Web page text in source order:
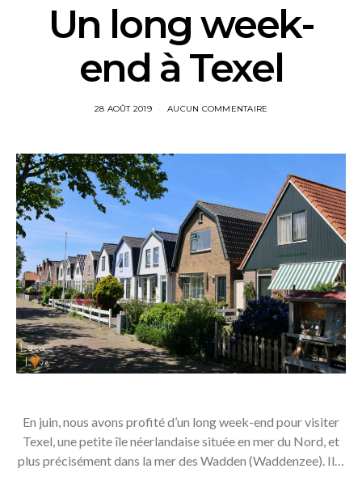
Un long week-
end à Texel
28 AOÛT 2019 AUCUN COMMENTAIRE
En juin, nous avons profité d’un long week-end pour visiter
Texel, une petite île néerlandaise située en mer du Nord, et
plus précisément dans la mer des Wadden (Waddenzee). Il…